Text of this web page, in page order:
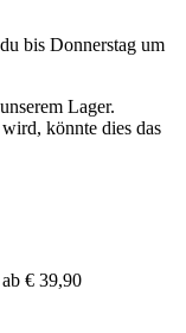
bis Donnerstag um
Lager.
könnte dies das
ab € 39,90